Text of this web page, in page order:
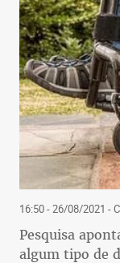
16:50 - 26/08/2021 -
Pesquisa
algum tipo de